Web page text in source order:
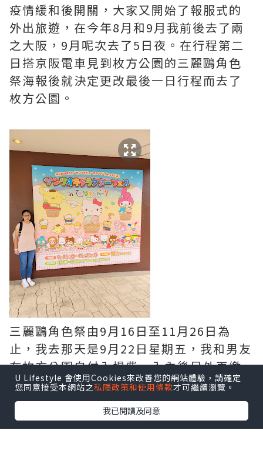
U Lifestyle 會使用Cookies來改善您的網站體驗，請確定
您同意接受本網站之私隱政策和使用條款才可繼續瀏覽。
我已閱讀及同意
疫情緩和後開關，大家又開始了報服式的
外出旅遊，在今年8月和9月我前後去了兩
之大阪，9月呢次去了5日夜。在行程第二
日搭京阪電車見到枚方公園的三麗鷗角色
祭海報後就決定更改最後一日行程而去了
枚方公園。
三麗鷗角色祭由9月16日至11月26日為
止，我去那天是9月22日星期五，我和男友
在枚方公園自付入場費，入內後另外再繳
付700日元入場~~~